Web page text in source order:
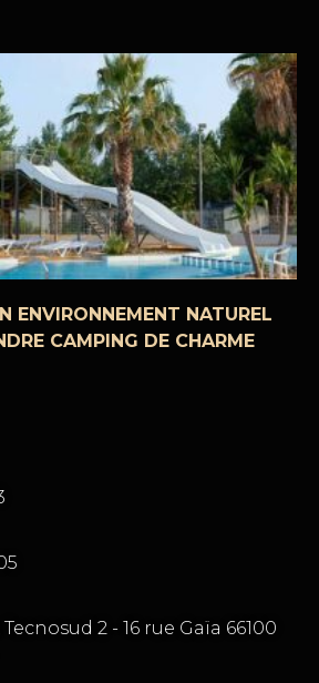
ENVIRONNEMENT NATUREL
CAMPING DE CHARME
2 - 16 rue Gaïa 66100